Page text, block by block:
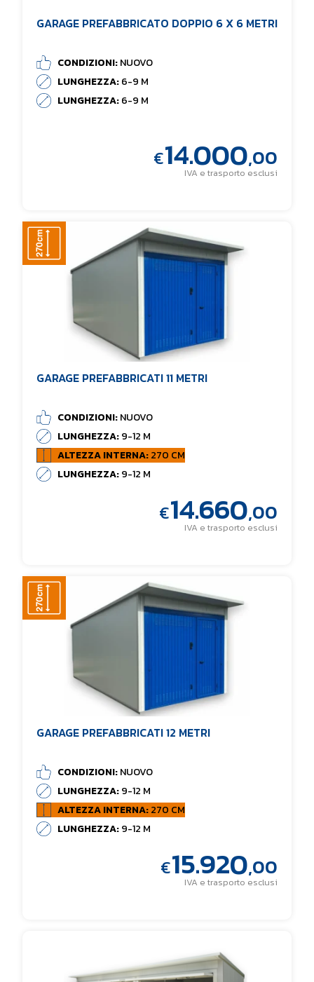
GARAGE PREFABBRICATO DOPPIO 6 X 6 METRI
CONDIZIONI:NUOVO
LUNGHEZZA:6-9 M
LUNGHEZZA:6-9 M
€14.000,00
IVA e trasporto esclusi
GARAGE PREFABBRICATI 11 METRI
CONDIZIONI:NUOVO
LUNGHEZZA:9-12 M
ALTEZZA INTERNA:270 CM
LUNGHEZZA:9-12 M
€14.660,00
IVA e trasporto esclusi
GARAGE PREFABBRICATI 12 METRI
CONDIZIONI:NUOVO
LUNGHEZZA:9-12 M
ALTEZZA INTERNA:270 CM
LUNGHEZZA:9-12 M
€15.920,00
IVA e trasporto esclusi